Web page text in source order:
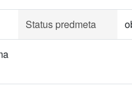
Status predmeta